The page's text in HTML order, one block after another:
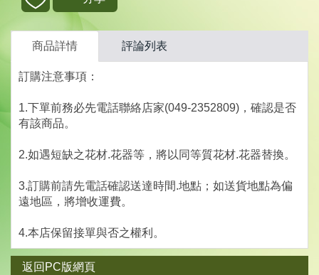
商品詳情 評論列表
訂購注意事項：
1.下單前務必先電話聯絡店家(049-2352809)，確認是否
有該商品。
2.如遇短缺之花材.花器等，將以同等質花材.花器替換。
3.訂購前請先電話確認送達時間.地點；如送貨地點為偏
遠地區，將增收運費。
4.本店保留接單與否之權利。
返回PC版網頁